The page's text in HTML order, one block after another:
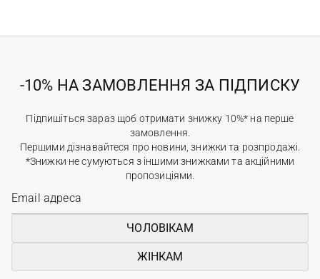
-10% НА ЗАМОВЛЕННЯ ЗА ПІДПИСКУ
Підпишіться зараз щоб отримати знижку 10%* на перше
замовлення.
Першими дізнавайтеся про новини, знижки та розпродажі.
*Знижки не сумуються з іншими знижками та акційними
пропозиціями.
ЧОЛОВІКАМ
ЖІНКАМ